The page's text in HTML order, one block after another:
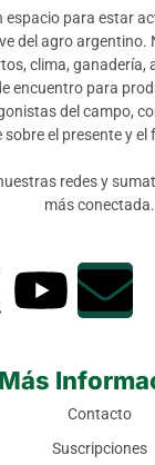
espacio para estar
del agro argentino.
clima, ganadería,
encuentro para
del campo,
sobre el presente y el
redes y
más conectada.
Más
Contacto
Suscripciones